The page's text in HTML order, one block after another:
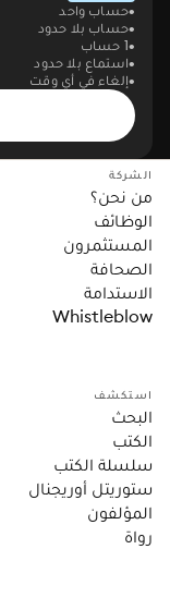
حساب واحد
حساب بلا حدود
1 حساب
استماع بلا حدود
إلغاء في أي وقت
الشركة
من نحن؟
الوظائف
المستثمرون
الصحافة
الاستدامة
Whistleblow
استكشف
البحث
الكتب
سلسلة الكتب
ستوريتل أوريجنال
المؤلفون
رواة